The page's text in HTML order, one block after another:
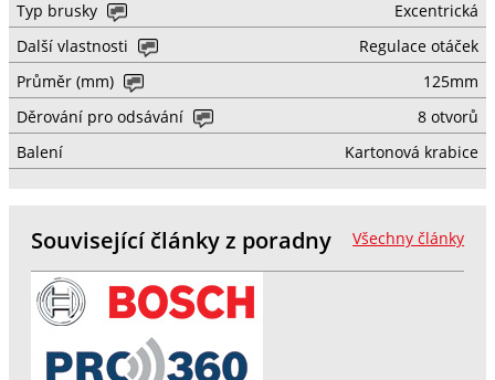
Typ brusky
Excentrická
Další vlastnosti
Regulace otáček
Průměr (mm)
125mm
Děrování pro odsávání
8 otvorů
Balení
Kartonová krabice
Všechny články
Související články z poradny